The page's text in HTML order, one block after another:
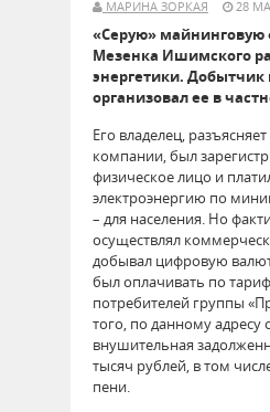
МАРИНА ЗОРКАЯ 28
«Серую» майнинговую
Мезенка Ишимского
энергетики.
организовал ее в
Его владелец,
компании, был
физическое лицо и
электроэнергию по
– для населения. Но
осуществлял
добывал цифровую
был оплачивать по
потребителей группы
того, по данному адресу
внушительная
тысяч рублей, в том
пени.